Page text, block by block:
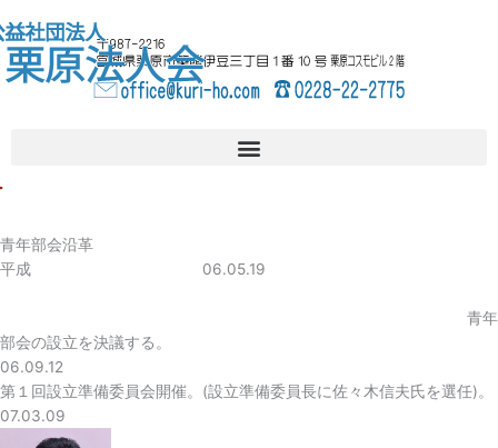
ス
キ
ッ
容
を
ス
青年部会沿革
平成 06.05.19
青年
部会の設立を決議する。
06.09.12
第１回設立準備委員会開催。(設立準備委員長に佐々木信夫氏を選任)。
07.03.09